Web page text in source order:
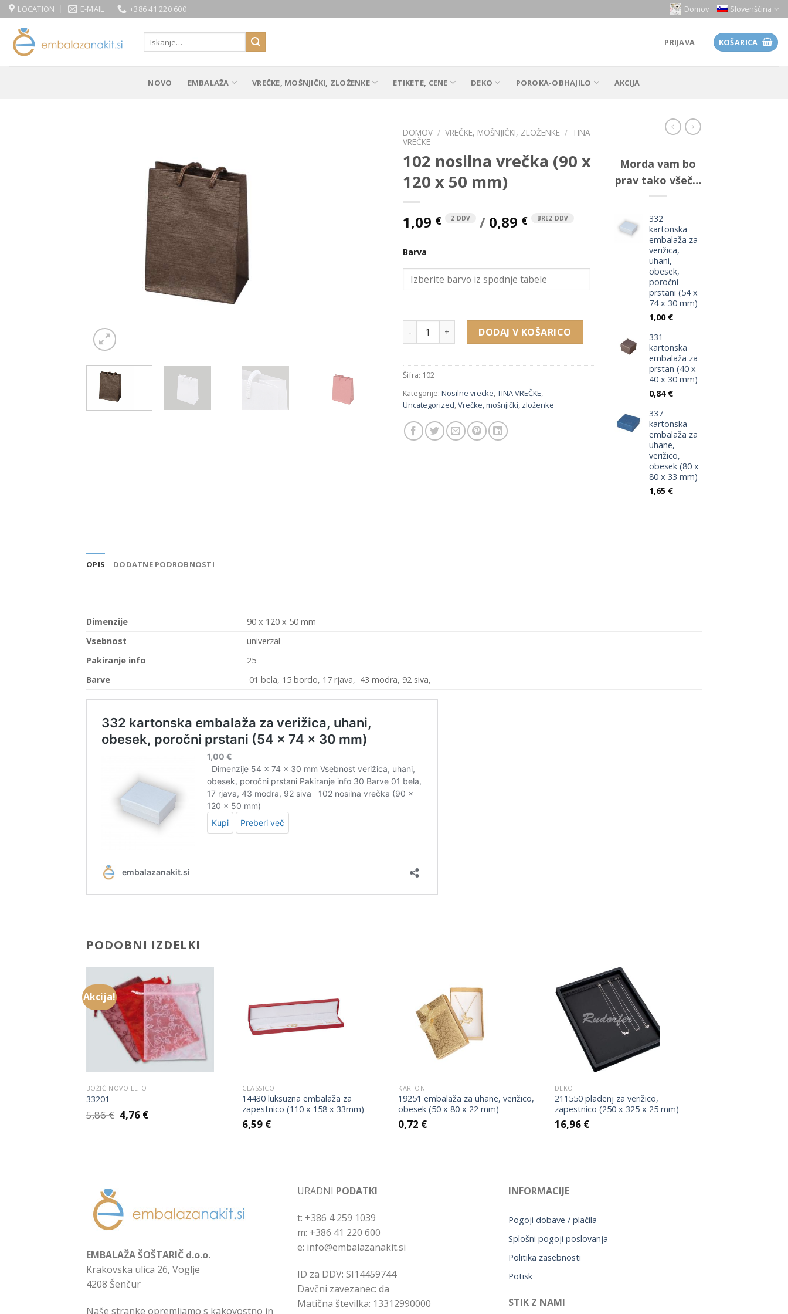
Skip
to
content
LOCATION E-MAIL +386 41 220 600 Domov Slovenščina
Išči: PRIJAVA KOŠARICA
NOVO EMBALAŽA VREČKE, MOŠNJIČKI, ZLOŽENKE ETIKETE, CENE DEKO POROKA-OBHAJILO AKCIJA
DOMOV / VREČKE, MOŠNJIČKI, ZLOŽENKE / TINA
VREČKE
102 nosilna vrečka (90 x
120 x 50 mm)
1,09 € Z DDV / 0,89 € BREZ DDV
Barva
102 nosilna vrečka (90 x 120 x 50 mm) količina
DODAJ V KOŠARICO
Šifra: 102
Kategorije: Nosilne vrecke,TINA VREČKE,
Uncategorized,Vrečke, mošnjički, zloženke
Morda vam bo
prav tako všeč…
332
kartonska
embalaža za
verižica,
uhani,
obesek,
poročni
prstani (54 x
74 x 30 mm)
1,00 €
331
kartonska
embalaža za
prstan (40 x
40 x 30 mm)
0,84 €
337
kartonska
embalaža za
uhane,
verižico,
obesek (80 x
80 x 33 mm)
1,65 €
OPIS DODATNE PODROBNOSTI
Dimenzije
90 x 120 x 50 mm
Vsebnost
univerzal
Pakiranje info
25
Barve
01 bela, 15 bordo, 17 rjava, 43 modra, 92 siva,
PODOBNI IZDELKI
Akcija!
Add to
Wishlist
BOŽIČ-NOVO LETO
33201
5,86€ Izvirna
cena
4,76 €Trenutna
CLASSICO
14430 luksuzna embalaža za
zapestnico (110 x 158 x 33mm)
6,59 €
KARTON
19251 embalaža za uhane, verižico,
obesek (50 x 80 x 22 mm)
0,72 €
DEKO
211550 pladenj za verižico,
zapestnico (250 x 325 x 25 mm)
16,96 €
EMBALAŽA ŠOŠTARIČ d.o.o.
Krakovska ulica 26, Voglje
4208 Šenčur
Naše stranke opremljamo s kakovostno in
URADNI PODATKI
t: +386 4 259 1039
m: +386 41 220 600
e: info@embalazanakit.si
ID za DDV: SI14459744
Davčni zavezanec: da
Matična številka: 13312990000
INFORMACIJE
Pogoji dobave / plačila
Splošni pogoji poslovanja
Politika zasebnosti
Potisk
STIK Z NAMI